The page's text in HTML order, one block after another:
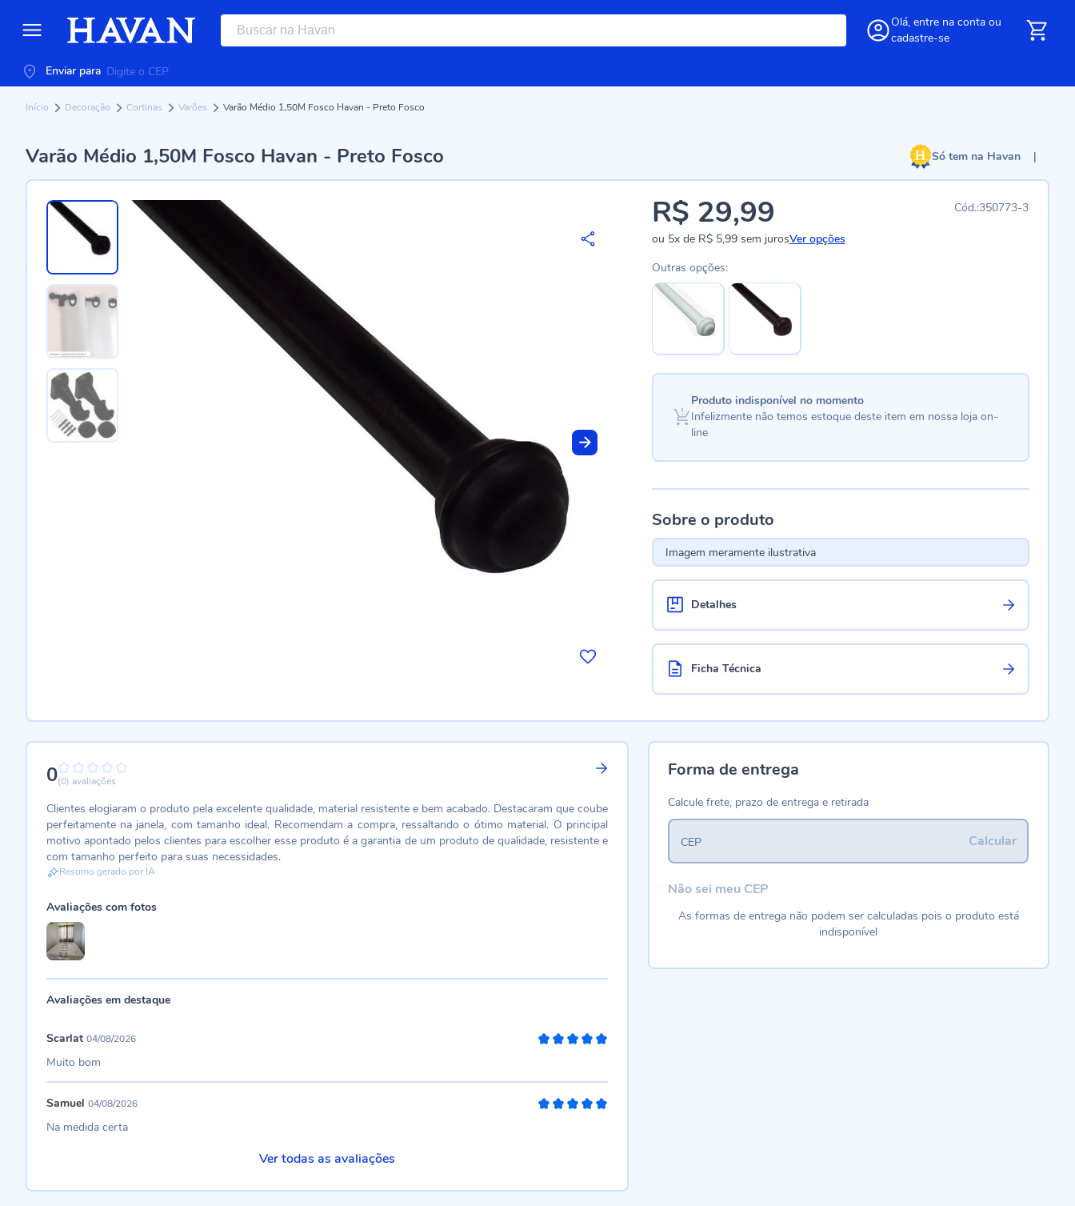
Olá, entre na conta ou
cadastre-se
Enviar para
Início Decoração Cortinas Varões Varão Médio 1,50M Fosco Havan - Preto Fosco
Varão Médio 1,50M Fosco Havan - Preto Fosco Só tem na Havan |
350773-3
R$ 29,99
ou 5xde R$ 5,99sem jurosVer opções
Outras opções:
Produto indisponível no momento
Infelizmente não temos estoque deste item em nossa loja on-
line
Sobre o produto
Imagem meramente ilustrativa
Detalhes
Ficha Técnica
00%
(0) avaliações
Clientes elogiaram o produto pela excelente qualidade, material resistente e bem acabado. Destacaram que coube
perfeitamente na janela, com tamanho ideal. Recomendam a compra, ressaltando o ótimo material. O principal
motivo apontado pelos clientes para escolher esse produto é a garantia de um produto de qualidade, resistente e
com tamanho perfeito para suas necessidades.
Resumo gerado por IA
Avaliações com fotos
Avaliações em destaque
Scarlat 04/08/2026
Muito bom
Samuel 04/08/2026
Na medida certa
Ver todas as avaliações
Forma de entrega
Calcule frete, prazo de entrega e retirada
Calcular
CEP
Não sei meu CEP
As formas de entrega não podem ser calculadas pois o produto está
indisponível